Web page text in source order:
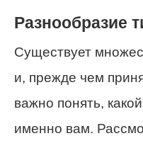
Разнообразие
Существует
и, прежде чем
важно понять,
именно вам.